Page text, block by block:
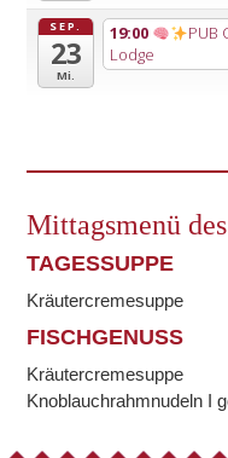
SEP.
23
Mi.
19:00 PUB
Lodge
Mittagsmenü
TAGESSUPPE
Kräutercremesuppe
FISCHGENUSS
Kräutercremesuppe
Knoblauchrahmnudeln I